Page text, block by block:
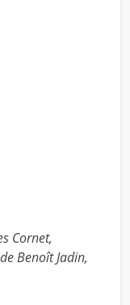
Cornet,
Benoît Jadin,